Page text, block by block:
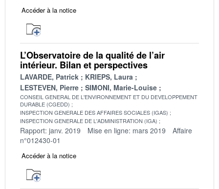
Accéder à la notice
L’Observatoire de la qualité de l’air
intérieur. Bilan et perspectives
LAVARDE, Patrick
KRIEPS, Laura
LESTEVEN, Pierre
SIMONI, Marie-Louise
CONSEIL GENERAL DE L'ENVIRONNEMENT ET DU DEVELOPPEMENT
DURABLE (CGEDD)
INSPECTION GENERALE DES AFFAIRES SOCIALES (IGAS)
INSPECTION GENERALE DE L'ADMINISTRATION (IGA)
Rapport: janv. 2019 Mise en ligne: mars 2019
Affaire
n°012430-01
Accéder à la notice